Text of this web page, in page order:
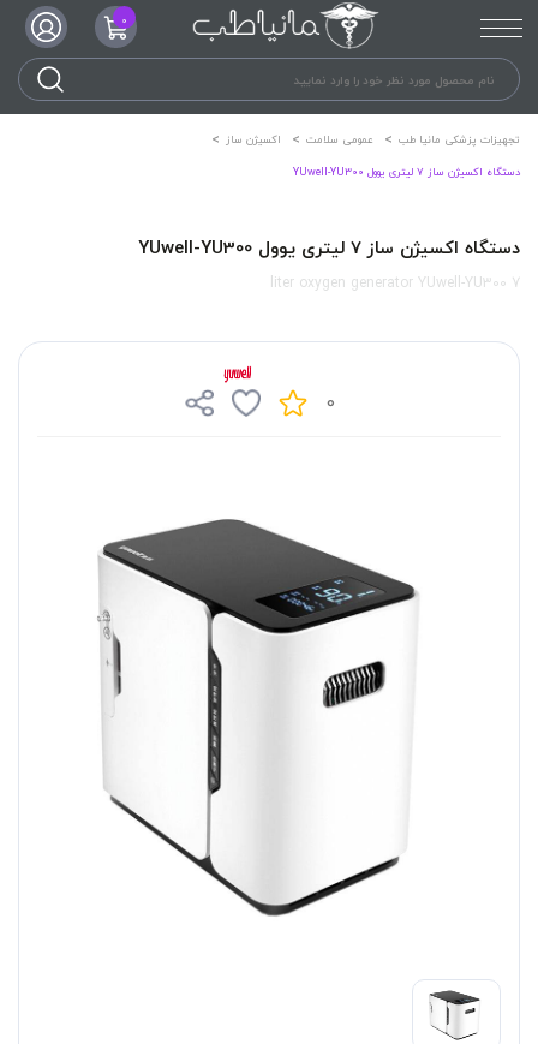
0
تجهیزات پزشکی مانیا طب عمومی سلامت
اکسیژن ساز
دستگاه اکسیژن ساز 7 لیتری یوول YUwell-YU300
دستگاه اکسیژن ساز 7 لیتری یوول YUwell-YU300
7 liter oxygen generator YUwell-YU300
0